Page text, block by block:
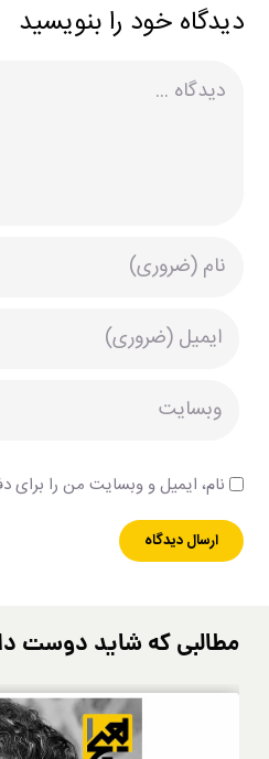
دیدگاه خود را بنویسید
نام، ایمیل و وبسایت من را برای
مطالبی که شاید دوست